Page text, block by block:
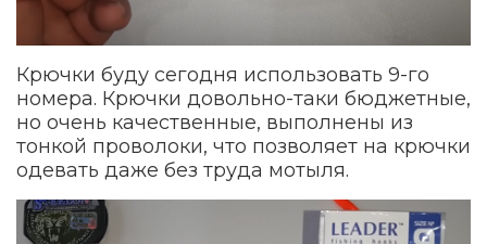
Крючки буду сегодня использовать 9-го
номера. Крючки довольно-таки бюджетные,
но очень качественные, выполнены из
тонкой проволоки, что позволяет на крючки
одевать даже без труда мотыля.